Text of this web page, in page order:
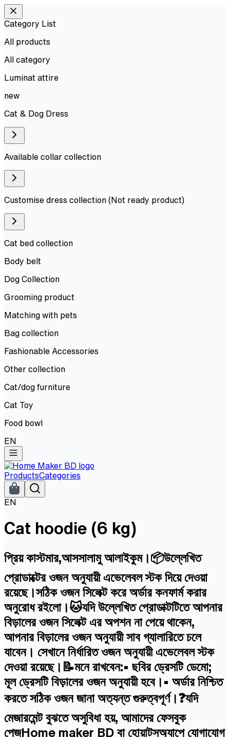
Category List
All products
All category
Luminat attire
new
Cat & Dog Dress
Available collar collection
Customise dress collection (Not ready product)
Cat bed collection
Body belt
Dog Collection
Grooming product
Matching with pets
Bag collection
Fashionable Accessories
Other collection
Cat/dog furniture
Cat Toy
Food bowl
EN
ProductsCategories
EN
Cat hoodie (6 kg)
প্রিয় কাস্টমার,আসসালামু আলাইকুম।📦উল্লেখিত
প্রোডাক্টের ওজন অনুযায়ী এভেলেবল স্টক দিয়ে দেওয়া
রয়েছে।সঠিক ওজন সিলেক্ট করে অর্ডার কনফার্ম করার
অনুরোধ রইলো।🐱যদি উল্লেখিত প্রোডাক্টটিতে আপনার
বিড়ালের ওজন সিলেক্ট এর অপশন না পেয়ে থাকেন,
আপনার বিড়ালের ওজন অনুযায়ী সাব গ্যালারিতে চলে
যাবেন। সেখানে নির্ধারিত ওজন অনুযায়ী এভেলেবল স্টক
দেওয়া রয়েছে।📝মনে রাখবেন:• ছবির ড্রেসটি ডেমো;
মূল ড্রেসটি বিড়ালের ওজন অনুযায়ী হবে।• অর্ডার নিশ্চিত
করতে সঠিক ওজন জানা অত্যন্ত গুরুত্বপূর্ণ।❓যদি
মেজারমেন্ট বুঝতে অসুবিধা হয়, আমাদের ফেসবুক
পেজHome maker BD বা হোয়াটসঅ্যাপে যোগাযোগ